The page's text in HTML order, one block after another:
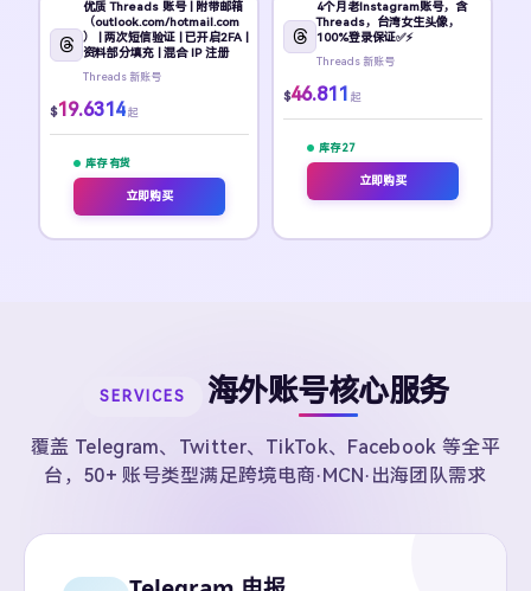
优质 Threads 账号 | 附带邮箱
（outlook.com/hotmail.com
） | 两次短信验证 | 已开启2FA |
资料部分填充 | 混合 IP 注册
Threads 新账号
$19.6314 起
库存 有货
立即购买
4个月老Instagram账号，含
Threads，台湾女生头像，
100%登录保证✅⚡
Threads 新账号
$46.811 起
库存 27
立即购买
SERVICES 海外账号核心服务
覆盖 Telegram、Twitter、TikTok、Facebook 等全平
台，50+ 账号类型满足跨境电商·MCN·出海团队需求